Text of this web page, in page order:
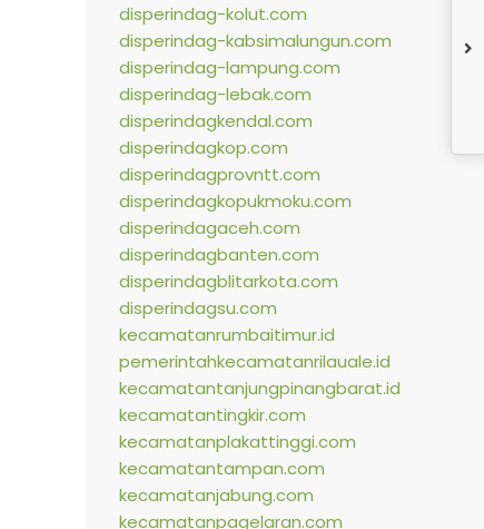
disperindag-kolut.com
disperindag-kabsimalungun.com
disperindag-lampung.com
disperindag-lebak.com
disperindagkendal.com
disperindagkop.com
disperindagprovntt.com
disperindagkopukmoku.com
disperindagaceh.com
disperindagbanten.com
disperindagblitarkota.com
disperindagsu.com
kecamatanrumbaitimur.id
pemerintahkecamatanrilauale.id
kecamatantanjungpinangbarat.id
kecamatantingkir.com
kecamatanplakattinggi.com
kecamatantampan.com
kecamatanjabung.com
kecamatanpagelaran.com